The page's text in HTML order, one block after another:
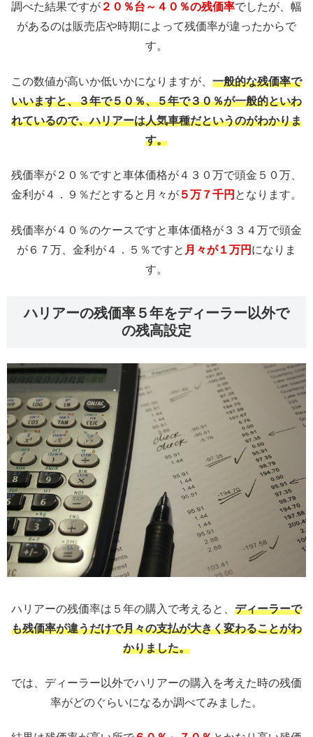
調べた結果ですが ２０％台～４０％の残価率でしたが、幅
があるのは販売店や時期によって残価率が違ったからで
す。
この数値が高いか低いかになりますが、 一般的な残価率で
いいますと、３年で５０％、５年で３０％が一般的といわ
れているので、ハリアーは人気車種だというのがわかりま
す。
残価率が２０％ですと車体価格が４３０万で頭金５０万、
金利が４．９％だとすると月々が ５万７千円 となります。
残価率が４０％のケースですと車体価格が３３４万で頭金
が６７万、金利が４．５％ですと 月々が１万円 になりま
す。
ハリアーの残価率５年をディーラー以外で
の残高設定
ハリアーの残価率は５年の購入で考えると、 ディーラーで
も残価率が違うだけで月々の支払が大きく変わることがわ
かりました。
では、ディーラー以外でハリアーの購入を考えた時の残価
率がどのぐらいになるか調べてみました。